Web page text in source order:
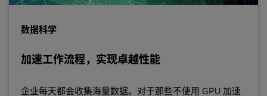
数据科学
加速工作流程，实现卓越性能
企业每天都会收集海量数据。对于那些不使用 GPU 加速